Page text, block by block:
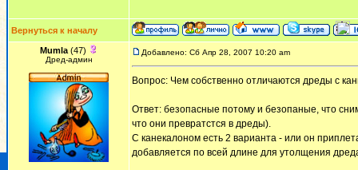
Вернуться к началу
Mumla (47)
Дред-админ
Добавлено: Сб Апр 28, 2007 10:20 am
Вопрос: Чем собственно отличаются дреды с
Ответ: безопасные потому и безопаные, что
что они превратстся в дреды).
С канекалоном есть 2 варианта - или он
добавляется по всей длине для утолщения